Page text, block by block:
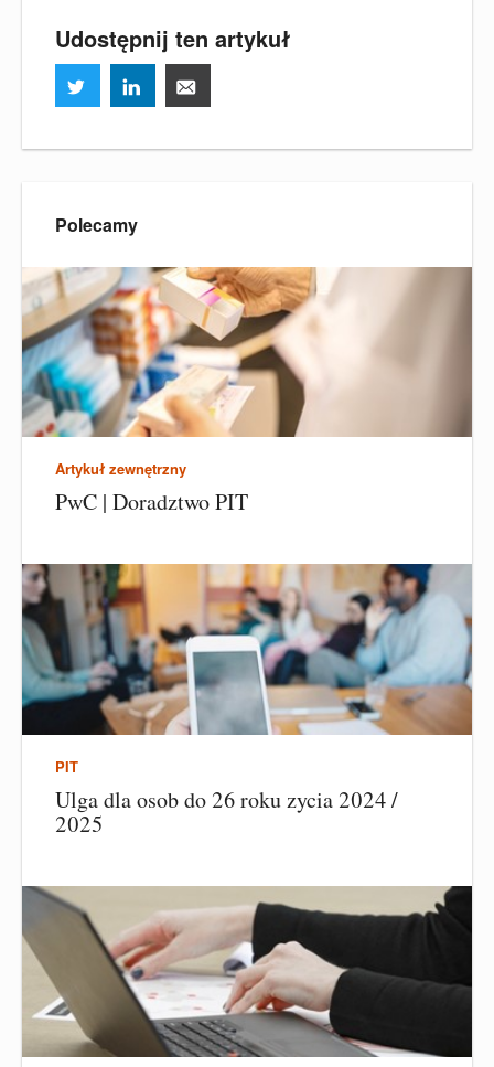
Udostępnij ten artykuł
Polecamy
Artykuł zewnętrzny
PwC | Doradztwo PIT
PIT
Ulga dla osob do 26 roku zycia 2024 /
2025